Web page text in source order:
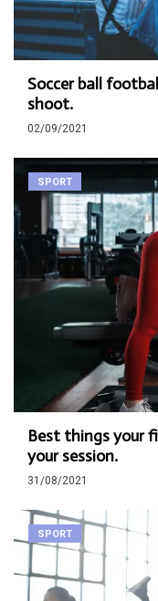
Soccer ball
shoot.
02/09/2021
SPORT
Best things your
your session.
31/08/2021
SPORT